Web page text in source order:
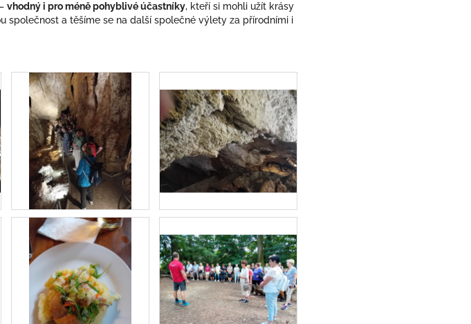
vhodný i pro méně pohyblivé účastníky, kteří si mohli užít krásy
společnost a těšíme se na další společné výlety za přírodními i